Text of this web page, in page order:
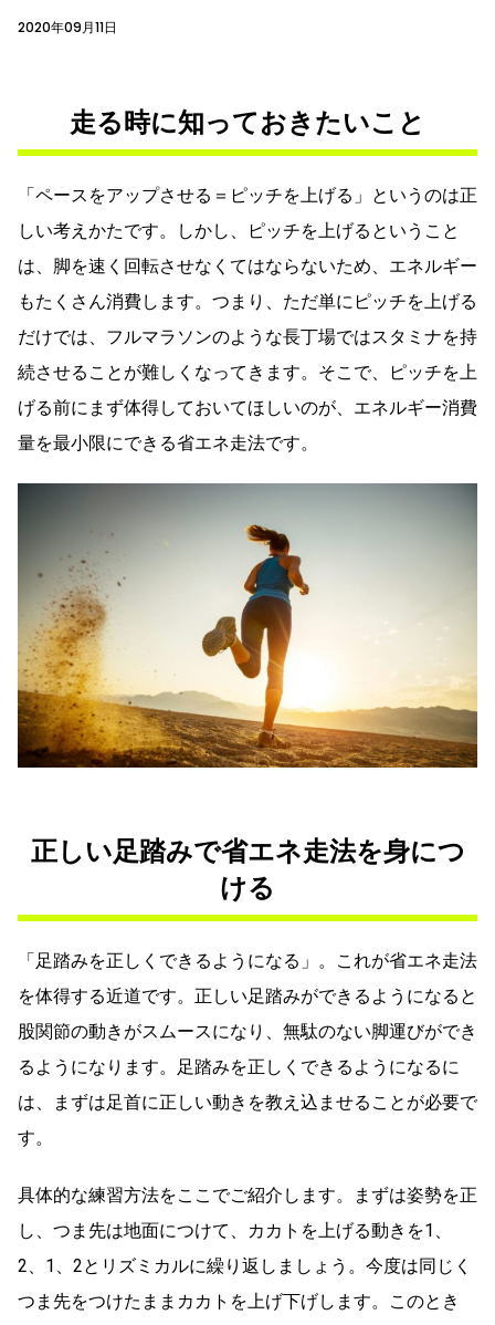
2020年09月11日
走る時に知っておきたいこと
「ペースをアップさせる＝ピッチを上げる」というのは正
しい考えかたです。しかし、ピッチを上げるということ
は、脚を速く回転させなくてはならないため、エネルギー
もたくさん消費します。つまり、ただ単にピッチを上げる
だけでは、フルマラソンのような長丁場ではスタミナを持
続させることが難しくなってきます。そこで、ピッチを上
げる前にまず体得しておいてほしいのが、エネルギー消費
量を最小限にできる省エネ走法です。
正しい足踏みで省エネ走法を身につ
ける
「足踏みを正しくできるようになる」。これが省エネ走法
を体得する近道です。正しい足踏みができるようになると
股関節の動きがスムースになり、無駄のない脚運びができ
るようになります。足踏みを正しくできるようになるに
は、まずは足首に正しい動きを教え込ませることが必要で
す。
具体的な練習方法をここでご紹介します。まずは姿勢を正
し、つま先は地面につけて、カカトを上げる動きを1、
2、1、2とリズミカルに繰り返しましょう。今度は同じく
つま先をつけたままカカトを上げ下げします。このとき